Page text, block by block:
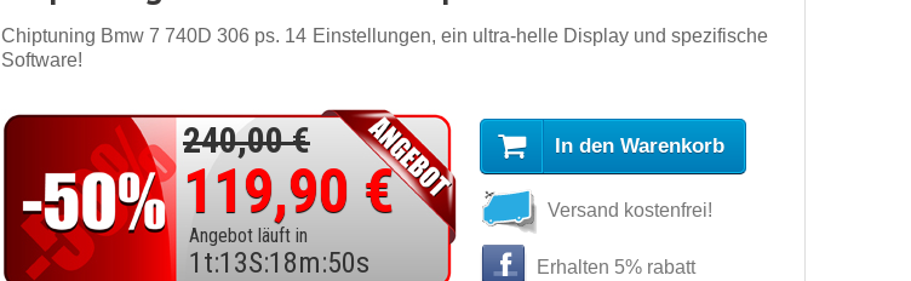
Chiptuning Bmw 7 740D 306 ps. 14 Einstellungen, ein ultra-helle Display und spezifische
Software!
240,00 €
119,90 €
Angebot läuft in
1 t:13S:18m:48s
In den Warenkorb
Versand kostenfrei!
Erhalten 5% rabatt